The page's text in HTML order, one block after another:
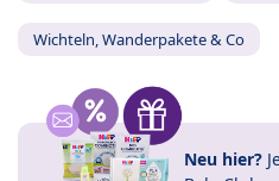
Wichteln, Wanderpakete & Co
Neu hier?